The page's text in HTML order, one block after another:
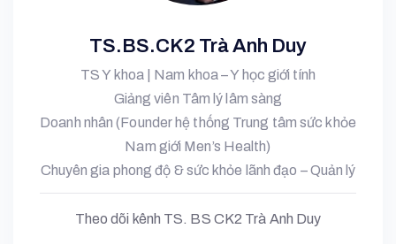
TS.BS.CK2 Trà Anh Duy
TS Y khoa | Nam khoa – Y học giới tính
Giảng viên Tâm lý lâm sàng
Doanh nhân (Founder hệ thống Trung tâm sức khỏe
Nam giới Men’s Health)
Chuyên gia phong độ & sức khỏe lãnh đạo – Quản lý
Theo dõi kênh TS. BS CK2 Trà Anh Duy